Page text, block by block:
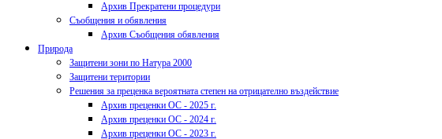
Архив Прекратени процедури
Съобщения и обявления
Архив Съобщения обявления
Природа
Защитени зони по Натура 2000
Защитени територии
Решения за преценка вероятната степен на отрицателно въздействие
Архив преценки ОС - 2025 г.
Архив преценки ОС - 2024 г.
Архив преценки ОС - 2023 г.